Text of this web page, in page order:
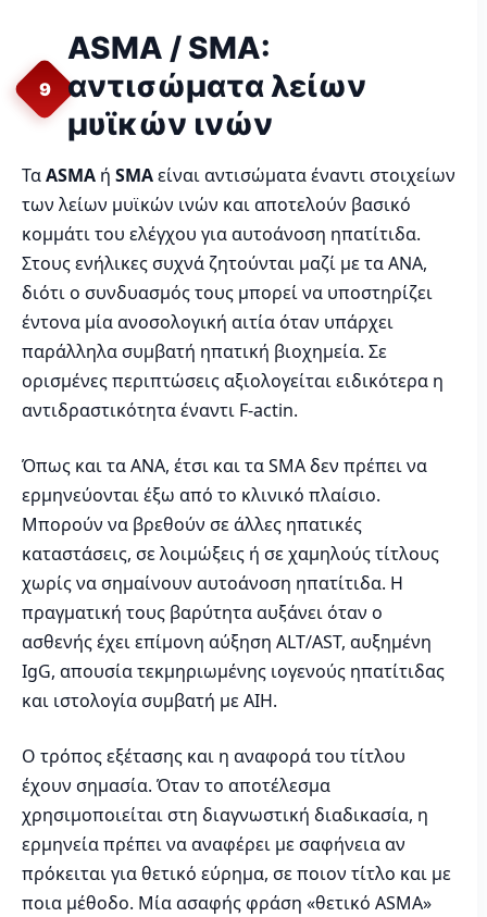
9
ASMA / SMA:
αντισώματα λείων
μυϊκών ινών
ΤαASMA ή SMAείναι αντισώματα έναντι στοιχείων
των λείων μυϊκών ινών και αποτελούν βασικό
κομμάτι του ελέγχου για αυτοάνοση ηπατίτιδα.
Στους ενήλικες συχνά ζητούνται μαζί με τα ANA,
διότι ο συνδυασμός τους μπορεί να υποστηρίζει
έντονα μία ανοσολογική αιτία όταν υπάρχει
παράλληλα συμβατή ηπατική βιοχημεία. Σε
ορισμένες περιπτώσεις αξιολογείται ειδικότερα η
αντιδραστικότητα έναντι F-actin.
Όπως και τα ANA, έτσι και τα SMA δεν πρέπει να
ερμηνεύονται έξω από το κλινικό πλαίσιο.
Μπορούν να βρεθούν σε άλλες ηπατικές
καταστάσεις, σε λοιμώξεις ή σε χαμηλούς τίτλους
χωρίς να σημαίνουν αυτοάνοση ηπατίτιδα. Η
πραγματική τους βαρύτητα αυξάνει όταν ο
ασθενής έχει επίμονη αύξηση ALT/AST, αυξημένη
IgG, απουσία τεκμηριωμένης ιογενούς ηπατίτιδας
και ιστολογία συμβατή με AIH.
Ο τρόπος εξέτασης και η αναφορά του τίτλου
έχουν σημασία. Όταν το αποτέλεσμα
χρησιμοποιείται στη διαγνωστική διαδικασία, η
ερμηνεία πρέπει να αναφέρει με σαφήνεια αν
πρόκειται για θετικό εύρημα, σε ποιον τίτλο και με
ποια μέθοδο. Μία ασαφής φράση «θετικό ASMA»